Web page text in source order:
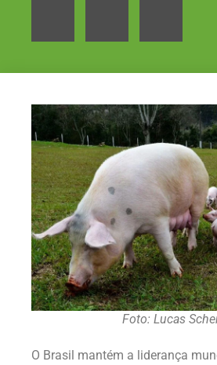
Foto: Lucas
O Brasil mantém a liderança